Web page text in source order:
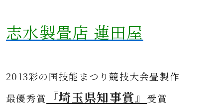
志水製畳店 蓮田屋
2013彩の国技能まつり競技大会畳製作
最優秀賞
『埼玉県知事賞』 受賞